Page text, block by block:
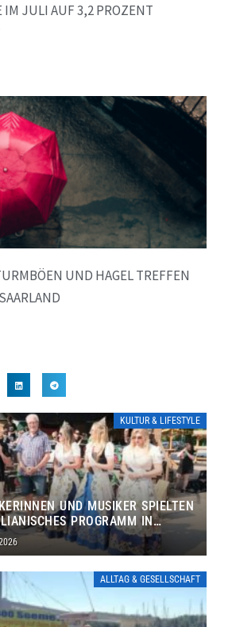
IM JULI AUF 3,2 PROZENT
UND HAGEL TREFFEN
KULTUR & LIFESTYLE
UND MUSIKER SPIELTEN
PROGRAMM IN
ALLTAG & GESELLSCHAFT